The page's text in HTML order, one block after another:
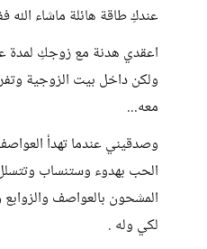
عندكِ طاقة هائلة ماشاء الله
اعقدي هدنة مع زوجكِ لمدة
ولكن داخل بيت الزوجية
معه...
وصدقيني عندما تهدأ
الحب بهدوء وستنساب
المشحون بالعواصف والزوابع
لكي وله .